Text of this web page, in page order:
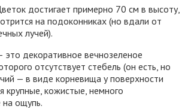
достигает примерно 70 см в высоту,
на подоконниках (но вдали от
лучей).
это декоративное вечнозеленое
отсутствует стебель (он есть, но
— в виде корневища у поверхности
крупные, кожистые, немного
ощупь.